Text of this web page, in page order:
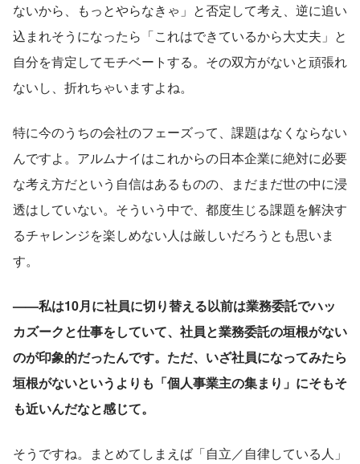
ないから、もっとやらなきゃ」と否定して考え、逆に追い
込まれそうになったら「これはできているから大丈夫」と
自分を肯定してモチベートする。その双方がないと頑張れ
ないし、折れちゃいますよね。
特に今のうちの会社のフェーズって、課題はなくならない
んですよ。アルムナイはこれからの日本企業に絶対に必要
な考え方だという自信はあるものの、まだまだ世の中に浸
透はしていない。そういう中で、都度生じる課題を解決す
るチャレンジを楽しめない人は厳しいだろうとも思いま
す。
——私は10月に社員に切り替える以前は業務委託でハッ
カズークと仕事をしていて、社員と業務委託の垣根がない
のが印象的だったんです。ただ、いざ社員になってみたら
垣根がないというよりも「個人事業主の集まり」にそもそ
も近いんだなと感じて。
そうですね。まとめてしまえば「自立／自律している人」